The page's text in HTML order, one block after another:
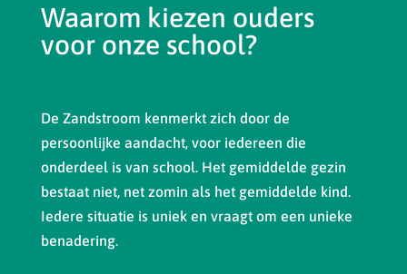
Waarom kiezen ouders
voor onze school?
De Zandstroom kenmerkt zich door de
persoonlijke aandacht, voor iedereen die
onderdeel is van school. Het gemiddelde gezin
bestaat niet, net zomin als het gemiddelde kind.
Iedere situatie is uniek en vraagt om een unieke
benadering.